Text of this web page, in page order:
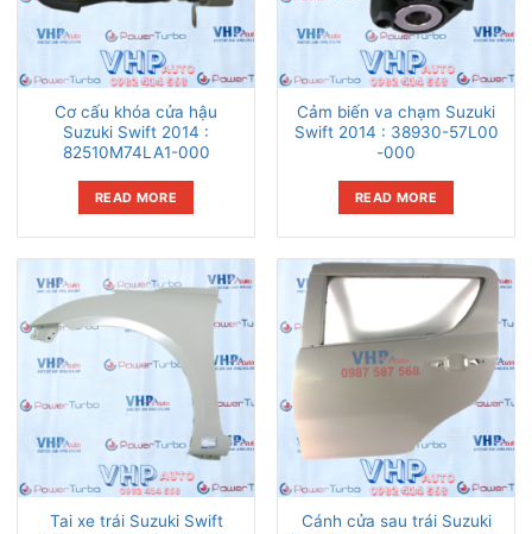
Cơ cấu khóa cửa hậu
Suzuki Swift 2014 :
82510M74LA1-000
READ MORE
Cảm biến va chạm Suzuki
Swift 2014 : 38930-57L00
-000
READ MORE
Tai xe trái Suzuki Swift
Cánh cửa sau trái Suzuki